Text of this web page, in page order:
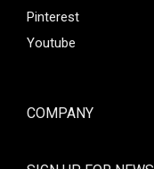
Pinterest
Youtube
COMPANY